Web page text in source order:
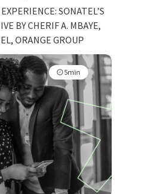
SONATEL’S
BY CHERIF A. MBAYE,
ORANGE GROUP
5min